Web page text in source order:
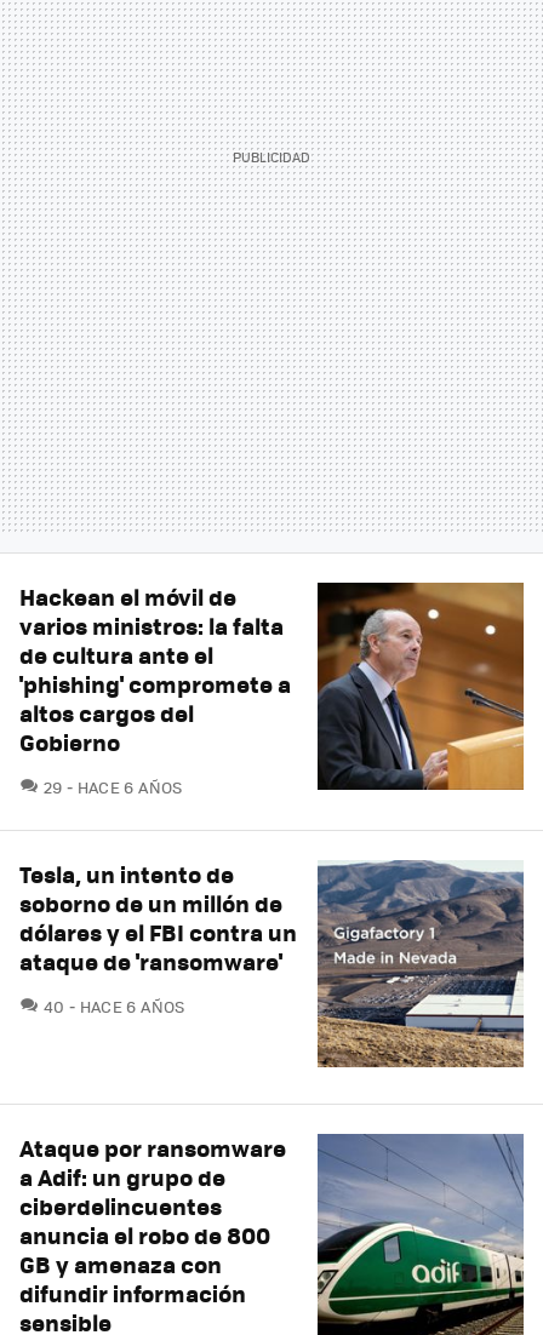
Hackean el móvil de
varios ministros: la falta
de cultura ante el
'phishing' compromete a
altos cargos del
Gobierno
29 COMENTARIOS
HACE 6 AÑOS
Tesla, un intento de
soborno de un millón de
dólares y el FBI contra un
ataque de 'ransomware'
40 COMENTARIOS
HACE 6 AÑOS
Ataque por ransomware
a Adif: un grupo de
ciberdelincuentes
anuncia el robo de 800
GB y amenaza con
difundir información
sensible